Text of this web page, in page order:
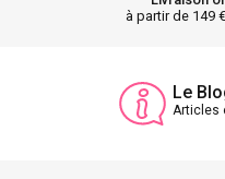
à partir de 149
Le
Articles